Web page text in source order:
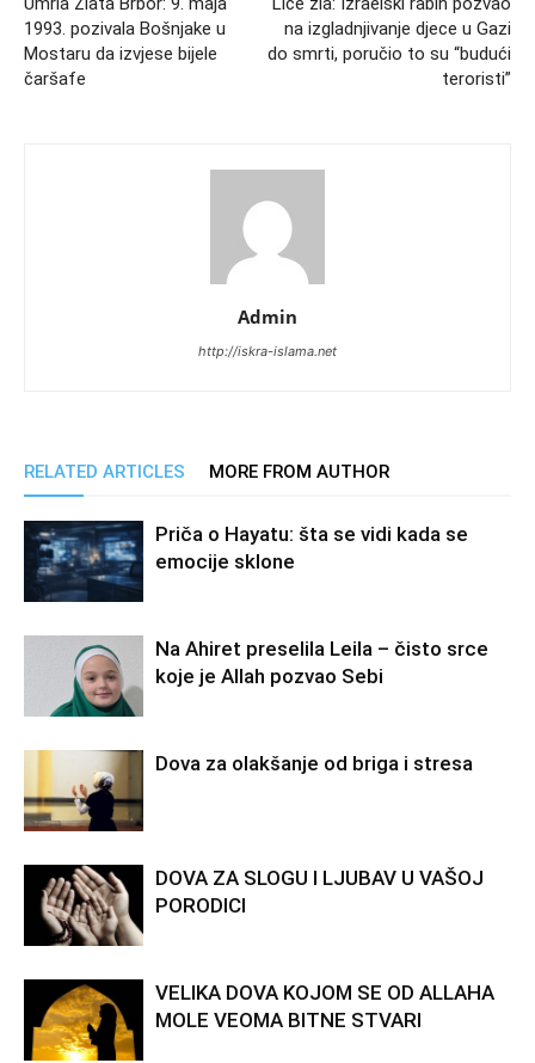
1993. pozivala Bošnjake u
Mostaru da izvjese bijele
čaršafe
na izgladnjivanje djece u Gazi
do smrti, poručio to su “budući
teroristi”
Admin
http://iskra-islama.net
RELATED ARTICLES MORE FROM AUTHOR
Priča o Hayatu: šta se vidi kada se
emocije sklone
Na Ahiret preselila Leila – čisto srce
koje je Allah pozvao Sebi
Dova za olakšanje od briga i stresa
DOVA ZA SLOGU I LJUBAV U VAŠOJ
PORODICI
VELIKA DOVA KOJOM SE OD ALLAHA
MOLE VEOMA BITNE STVARI